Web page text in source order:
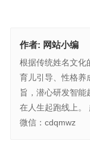
作者: 网站小编
根据传统姓名文化
育儿引导、性格养
旨，潜心研发智
在人生起跑线上。
微信：cdqmwz